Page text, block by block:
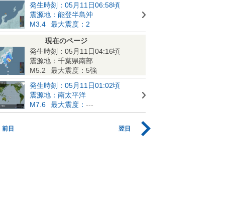
発生時刻：05月11日06:58頃
震源地：能登半島沖
M3.4
最大震度：2
現在のページ
発生時刻：05月11日04:16頃
震源地：千葉県南部
M5.2
最大震度：5強
発生時刻：05月11日01:02頃
震源地：南太平洋
M7.6
最大震度： ---
前日 翌日